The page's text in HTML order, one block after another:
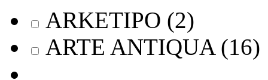
ARKETIPO (2)
ARTE ANTIQUA (16)